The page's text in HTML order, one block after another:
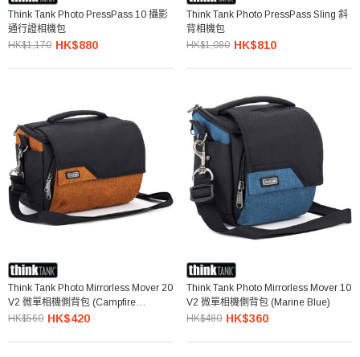
Think Tank Photo PressPass 10 攝影
通行證相機包
HK$1,170 HK$880
Think Tank Photo PressPass Sling 斜
背相機包
HK$1,080 HK$810
Think Tank Photo Mirrorless Mover 20
V2 微單相機側背包 (Campfire
Orange)
HK$560 HK$420
Think Tank Photo Mirrorless Mover 10
V2 微單相機側背包 (Marine Blue)
HK$480 HK$360